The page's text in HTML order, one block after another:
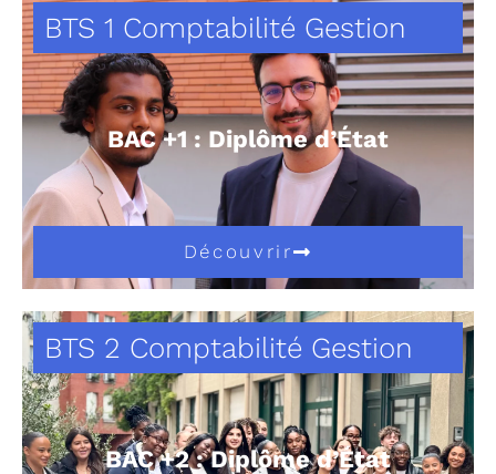
BTS 1 Comptabilité Gestion
BAC +1 : Diplôme d’État
Découvrir
BTS 2 Comptabilité Gestion
BAC +2 : Diplôme d’État